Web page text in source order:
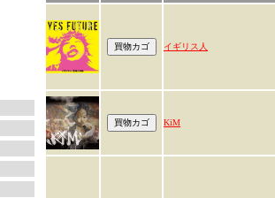
イギリス人
KiM